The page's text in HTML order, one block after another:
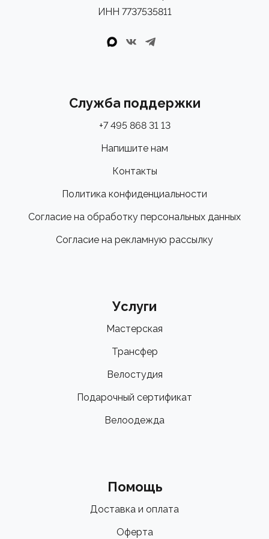
гонщика. В области соединения выноса со штоком
крепления велокомпьютера.
ИНН 7737535811
Служба поддержки
+7 495 868 31 13
Напишите нам
Контакты
Политика конфиденциальности
Согласие на обработку персональных данных
Согласие на рекламную рассылку
Услуги
Мастерская
Трансфер
Велостудия
Подарочный сертификат
Велоодежда
Помощь
Доставка и оплата
Оферта